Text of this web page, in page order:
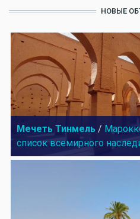
НОВЫЕ
Мечеть Тинмель /
список всемирного